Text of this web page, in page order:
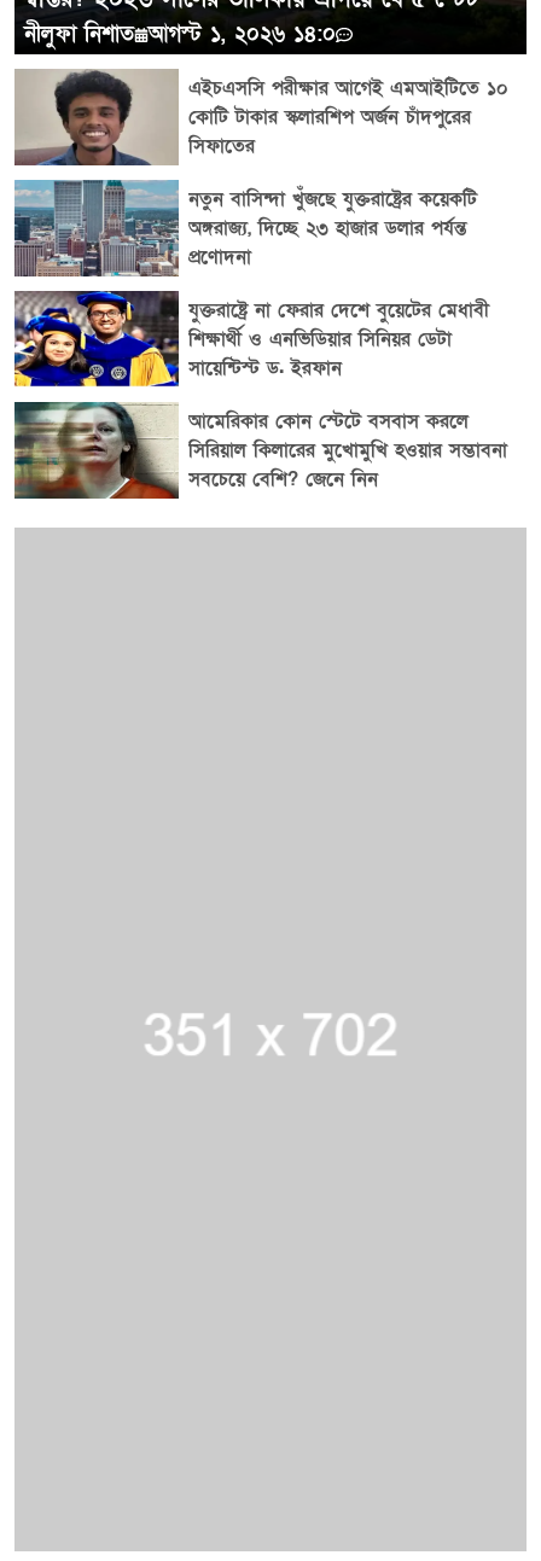
নীলুফা নিশাত আগস্ট ১, ২০২৬ ১৪:০
এইচএসসি পরীক্ষার আগেই এমআইটিতে ১০
কোটি টাকার স্কলারশিপ অর্জন চাঁদপুরের
সিফাতের
নতুন বাসিন্দা খুঁজছে যুক্তরাষ্ট্রের কয়েকটি
অঙ্গরাজ্য, দিচ্ছে ২৩ হাজার ডলার পর্যন্ত
প্রণোদনা
যুক্তরাষ্ট্রে না ফেরার দেশে বুয়েটের মেধাবী
শিক্ষার্থী ও এনভিডিয়ার সিনিয়র ডেটা
সায়েন্টিস্ট ড. ইরফান
আমেরিকার কোন স্টেটে বসবাস করলে
সিরিয়াল কিলারের মুখোমুখি হওয়ার সম্ভাবনা
সবচেয়ে বেশি? জেনে নিন